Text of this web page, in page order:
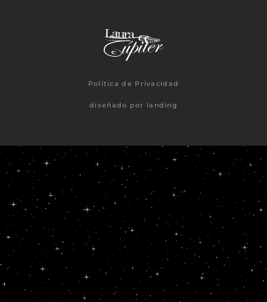
Política de Privacidad
diseñado por landing